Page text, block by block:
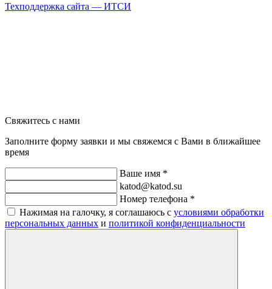
Техподдержка сайта — ИТСИ
Свяжитесь с нами
Заполните форму заявки и мы свяжемся с Вами в ближайшее
время
Ваше имя *
katod@katod.su
Номер телефона *
Нажимая на галочку, я соглашаюсь с условиями обработки
персональных данных и политикой конфиденциальности